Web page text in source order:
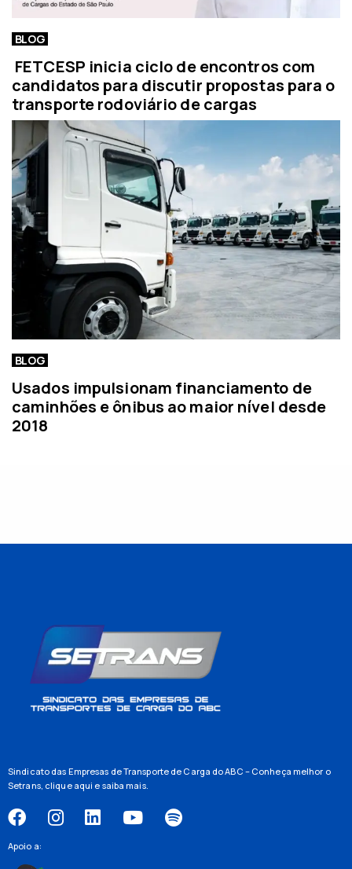
BLOG
FETCESP inicia ciclo de encontros com
candidatos para discutir propostas para o
transporte rodoviário de cargas
BLOG
Usados impulsionam financiamento de
caminhões e ônibus ao maior nível desde
2018
Sindicato das Empresas de Transporte de Carga do ABC – Conheça melhor o
Setrans, clique aqui e saiba mais.
Apoio a: